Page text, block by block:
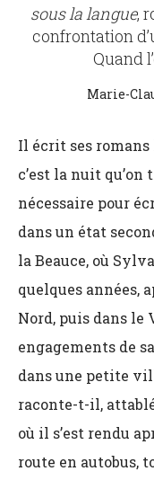
sous la langue,
confrontation
Quand
Marie-
Il écrit ses
c’est la nuit
nécessaire pour
dans un état
la Beauce, où
quelques années,
Nord, puis dans le
engagements de
dans une petite
raconte-t-il,
où il s’est rendu
route en autobus,